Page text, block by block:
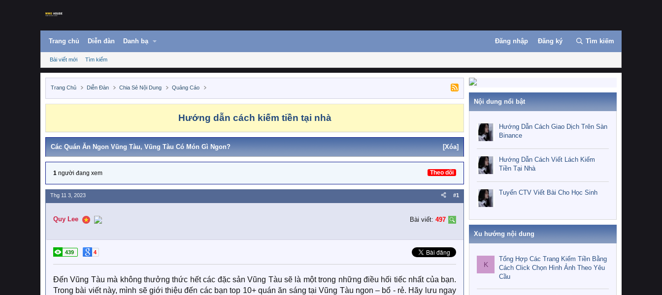
Trang chủ Diễn đàn Danh bạ Đăng nhập Đăng ký Tìm kiếm
Bài viết mới Tìm kiếm
Trang Chủ Diễn Đàn Chia Sẻ Nội Dung Quảng Cáo
Hướng dẫn cách kiếm tiền tại nhà
Các Quán Ăn Ngon Vũng Tàu, Vũng Tàu Có Món Gì Ngon? [Xóa]
1 người đang xem Theo dõi
Thg 11 3, 2023 #1
Quy Lee Bài viết: 497
439 4
Đến Vũng Tàu mà không thưởng thức hết các đặc sản Vũng Tàu sẽ là một trong những điều hối tiếc nhất của bạn.
Trong bài viết này, mình sẽ giới thiệu đến các bạn top 10+ quán ăn sáng tại Vũng Tàu ngon – bổ - rẻ. Hãy lưu ngay
Nội dung nổi bật
Hướng Dẫn Cách Giao Dịch Trên Sàn
Binance
Hướng Dẫn Cách Viết Lách Kiếm
Tiền Tại Nhà
Tuyển CTV Viết Bài Cho Học Sinh
Xu hướng nội dung
K
Tổng Hợp Các Trang Kiếm Tiền Bằng
Cách Click Chọn Hình Ảnh Theo Yêu
Cầu